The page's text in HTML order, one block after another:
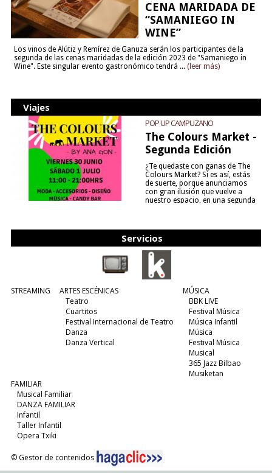
CENA MARIDADA DE
“SAMANIEGO IN
WINE”
Los vinos de Alútiz y Remírez de Ganuza serán los participantes de la
segunda de las cenas maridadas de la edición 2023 de "Samaniego in
Wine". Este singular evento gastronómico tendrá ... (leer más)
Viajes
POP UP CAMPUZANO
The Colours Market -
Segunda Edición
¿Te quedaste con ganas de The
Colours Market? Si es así, estás
de suerte, porque anunciamos
con gran ilusión que vuelve a
nuestro espacio, en una segunda
Servicios
STREAMING
ARTES ESCÉNICAS
Teatro
Cuartitos
Festival Internacional de Teatro
Danza
Danza Vertical
MÚSICA
BBK LIVE
Festival Música
Música Infantil
Música
Festival Música
Musical
365 Jazz Bilbao
Musiketan
FAMILIAR
Musical Familiar
DANZA FAMILIAR
Infantil
Taller Infantil
Opera Txiki
© Gestor de contenidos